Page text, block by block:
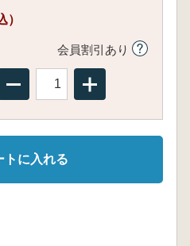
）
会員割引あり
トに入れる